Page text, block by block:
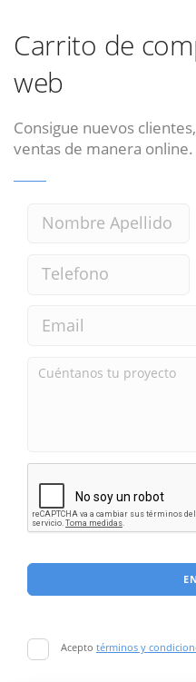
Carrito de
web
Consigue nuevos
ventas de manera online.
Acepto términos y